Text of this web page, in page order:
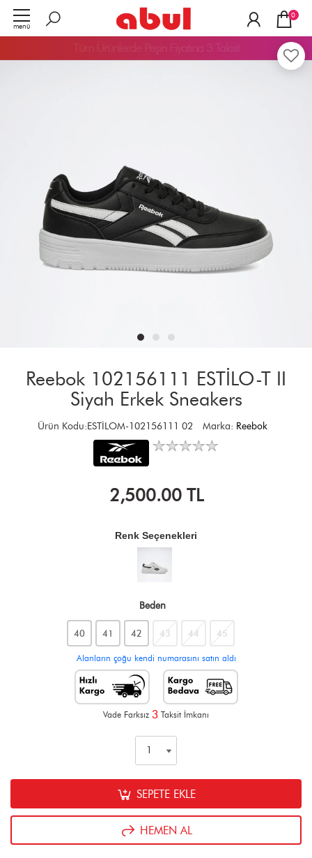
menü
0
Reebok 102156111 ESTİLO-T II
Siyah Erkek Sneakers
Ürün Kodu:ESTİLOM-102156111 02 Marka: Reebok
2,500.00TL
Renk Seçenekleri
Beden
40 41 42 43 44 45
Alanların çoğu kendi numarasını satın aldı
Vade Farksız 3 Taksit İmkanı
SEPETE EKLE
HEMEN AL